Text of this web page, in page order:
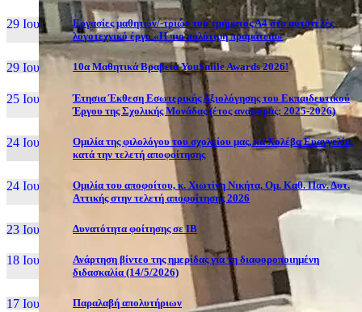
29 Ιουν, 26
Εργασίες μαθητών/-τριών του τμήματος Α4 στο αυτοτελές
λογοτεχνικό έργο «Η πιο πολύτιμη πραμάτεια»
29 Ιουν, 26 10α Μαθητικά Βραβεία YouSmile Awards 2026!
25 Ιουν, 26
Έτησια Έκθεση Εσωτερικής Αξιολόγησης του Εκπαιδευτικού
Έργου της Σχολικής Μονάδας (έτος αναφοράς: 2025-2026)
24 Ιουν, 26
Ομιλία της φιλολόγου του σχολείου μας, κα Χολέβα Ευαγγελία,
κατά την τελετή αποφοίτησης
24 Ιουν, 26
Ομιλία του αποφοίτου, κ. Χιωτίνη Νικήτα, Ομ. Καθ. Παν. Δυτ.
Αττικής στην τελετή αποφοίτησης 2026
23 Ιουν, 26 Δυνατότητα φοίτησης σε ΙΒ
18 Ιουν, 26
Ανάρτηση βίντεο της ημερίδας για τη διαφοροποιημένη
διδασκαλία (14/5/2026)
17 Ιουν, 26 Παραλαβή απολυτήριων